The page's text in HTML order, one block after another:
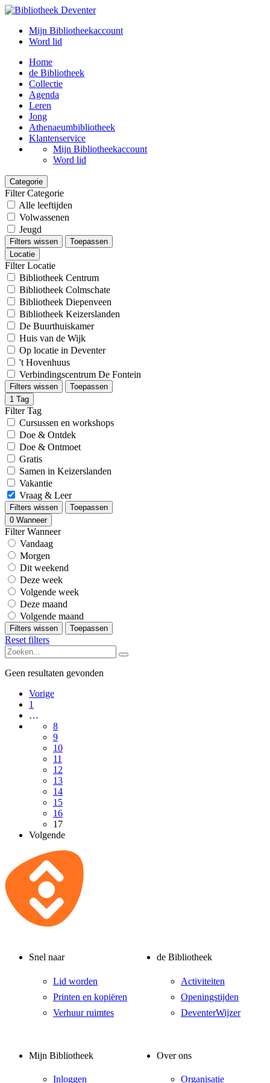
Mijn Bibliotheekaccount
Word lid
Home
de Bibliotheek
Collectie
Agenda
Leren
Jong
Athenaeumbibliotheek
Klantenservice
Mijn Bibliotheekaccount
Word lid
Categorie
Filter Categorie
Alle leeftijden
Volwassenen
Jeugd
Filters wissen
Toepassen
Locatie
Filter Locatie
Bibliotheek Centrum
Bibliotheek Colmschate
Bibliotheek Diepenveen
Bibliotheek Keizerslanden
De Buurthuiskamer
Huis van de Wijk
Op locatie in Deventer
't Hovenhuus
Verbindingscentrum De Fontein
Filters wissen
Toepassen
1 Tag
Filter Tag
Cursussen en workshops
Doe & Ontdek
Doe & Ontmoet
Gratis
Samen in Keizerslanden
Vakantie
Vraag & Leer
Filters wissen
Toepassen
0 Wanneer
Filter Wanneer
Vandaag
Morgen
Dit weekend
Deze week
Volgende week
Deze maand
Volgende maand
Filters wissen Toepassen
Reset filters
Geen resultaten gevonden
Vorige
1
…
8
9
10
11
12
13
14
15
16
17
Volgende
Snel naar
Lid worden
Printen en kopiëren
Verhuur ruimtes
de Bibliotheek
Activiteiten
Openingstijden
DeventerWijzer
Mijn Bibliotheek
Inloggen
Over ons
Organisatie